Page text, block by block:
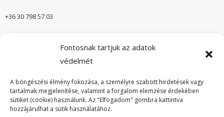
Fontosnak tartjuk az adatok
védelmét
A böngészési élmény fokozása, a személyre szabott hirdetések vagy
tartalmak megjelenítése, valamint a forgalom elemzése érdekében
sütiket (cookie) használunk. Az "Elfogadom" gombra kattintva
hozzájárulhat a sütik használatához.
+36 30 798 57 03
Önvédelmi Bolt – Főoldal